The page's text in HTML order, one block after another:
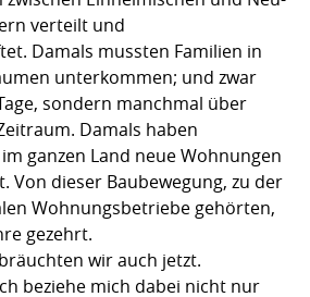
verteilt und
Damals mussten Familien in
unterkommen; und zwar
sondern manchmal über
Damals haben
ganzen Land neue Wohnungen
Von dieser Baubewegung, zu der
Wohnungsbetriebe gehörten,
gezehrt.
wir auch jetzt.
beziehe mich dabei nicht nur